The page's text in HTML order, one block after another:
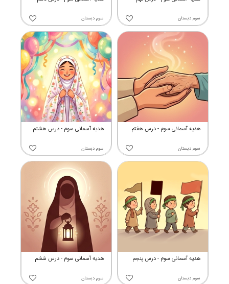
سوم دبستان سوم دبستان
هدیه آسمانی سوم - درس هشتم
سوم دبستان
هدیه آسمانی سوم - درس هفتم
سوم دبستان
هدیه آسمانی سوم - درس ششم
سوم دبستان
هدیه آسمانی سوم - درس پنجم
سوم دبستان